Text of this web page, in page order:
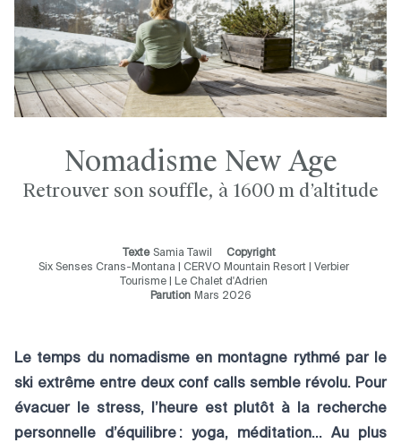
Nomadisme New Age
Retrouver son souffle, à 1600 m d’altitude
Texte Samia Tawil
Copyright
Six Senses Crans-Montana | CERVO Mountain Resort | Verbier
Tourisme | Le Chalet d'Adrien
Parution Mars 2026
Le temps du nomadisme en montagne rythmé par le
ski extrême entre deux conf calls semble révolu. Pour
évacuer le stress, l’heure est plutôt à la recherche
personnelle d’équilibre : yoga, méditation… Au plus